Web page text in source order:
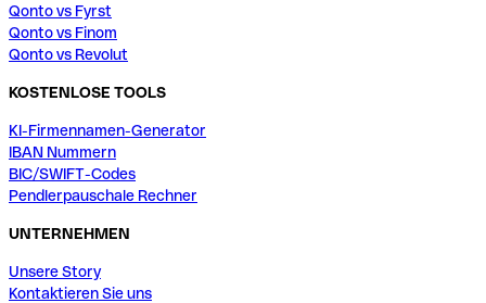
Qonto vs Fyrst
Qonto vs Finom
Qonto vs Revolut
KOSTENLOSE TOOLS
KI-Firmennamen-Generator
IBAN Nummern
BIC/SWIFT-Codes
Pendlerpauschale Rechner
UNTERNEHMEN
Unsere Story
Kontaktieren Sie uns